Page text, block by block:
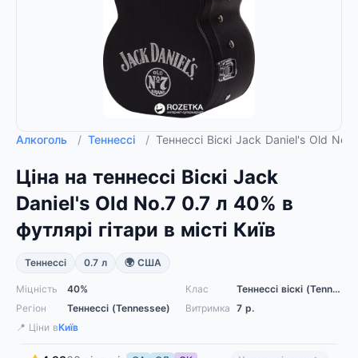
Алкоголь / Теннессі / Теннессі Віскі Jack Daniel's Old
Ціна на теннессі Віскі Jack
Daniel's Old No.7 0.7 л 40% в
футлярі гітари в місті Київ
Теннессі 0.7 л 🌍 США
Міцність 40% Клас
Теннессі віскі (Tennessee whiskey), Стрейт (Straight)
Регіон
Теннессі (Tennessee) Витримка 7 р.
📍 Ціни вКиїв